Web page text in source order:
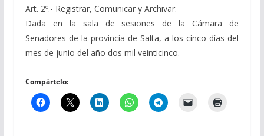
Art. 2º.- Registrar, Comunicar y Archivar.
Dada en la sala de sesiones de la Cámara de
Senadores de la provincia de Salta, a los cinco días del
mes de junio del año dos mil veinticinco.
Compártelo: